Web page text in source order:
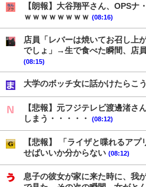
【朗報】大谷翔平さん、OPSナ
ｗｗｗｗｗｗｗｗ (08:16)
店員「レバーは焼いてお召し上
でしょ」→生で食べた瞬間、店
(08:15)
大学のボッチ女に話かけたらこ
【悲報】元フジテレビ渡邊渚さ
しまう・・・・・
(08:12)
【悲報】 「ライザと喋れるア
せばいいか分からない (08:12)
息子の彼女が家に来た時に、我